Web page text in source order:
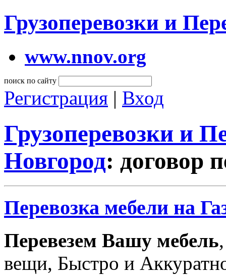
Грузоперевозки и
www.nnov.org
поиск по сайту
Регистрация | Вход
Грузоперевозки и
Новгород: договор
Перевозка мебели на
Перевезем Вашу мебель
вещи, Быстро и